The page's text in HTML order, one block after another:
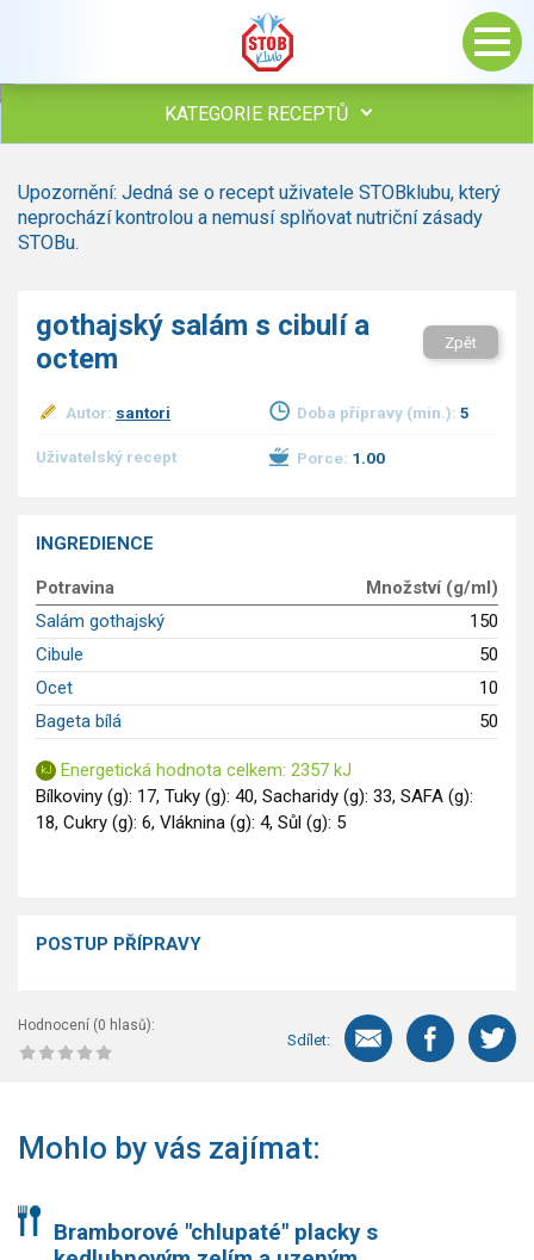
KATEGORIE RECEPTŮ
Polévky
Studená kuchyně
hovězí, telecí
vepřové
ryby
ostatní maso
Bezmasé a zeleninové
Sladké pokrmy
Dezerty
Nápoje
Ostatní
Dětské recepty
Upozornění: Jedná se o recept uživatele STOBklubu, který
neprochází kontrolou a nemusí splňovat nutriční zásady
STOBu.
gothajský salám s cibulí a
octem
Zpět
Autor: santori Doba přípravy (min.): 5
Uživatelský recept Porce: 1.00
INGREDIENCE
Potravina
Množství (g/ml)
Salám gothajský
150
Cibule
50
Ocet
10
Bageta bílá
50
Energetická hodnota celkem: 2357 kJ
Bílkoviny (g): 17, Tuky (g): 40, Sacharidy (g): 33, SAFA (g):
18, Cukry (g): 6, Vláknina (g): 4, Sůl (g): 5
POSTUP PŘÍPRAVY
Hodnocení (0 hlasů):
Sdílet:
Mohlo by vás zajímat:
Bramborové "chlupaté" placky s